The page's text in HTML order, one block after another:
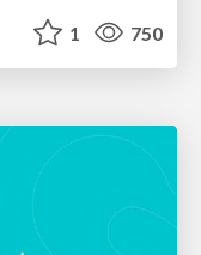
1 750